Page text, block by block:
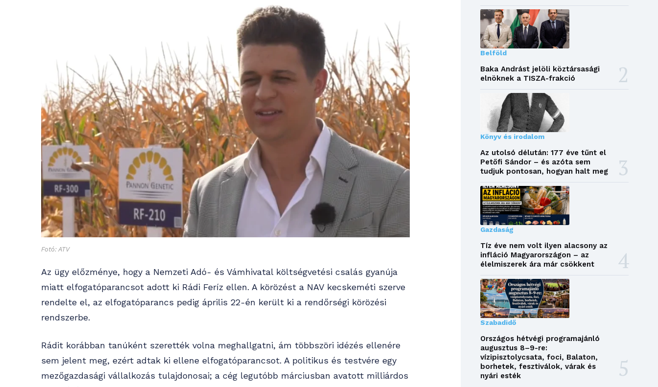
Fotó: ATV
Az ügy előzménye, hogy a Nemzeti Adó- és Vámhivatal költségvetési csalás gyanúja
miatt elfogatóparancsot adott ki Rádi Feríz ellen. A körözést a NAV kecskeméti szerve
rendelte el, az elfogatóparancs pedig április 22-én került ki a rendőrségi körözési
rendszerbe.
Rádit korábban tanúként szerették volna meghallgatni, ám többszöri idézés ellenére
sem jelent meg, ezért adtak ki ellene elfogatóparancsot. A politikus és testvére egy
mezőgazdasági vállalkozás tulajdonosai; a cég legutóbb márciusban avatott milliárdos
Belföld
Baka Andrást jelöli köztársasági
elnöknek a TISZA-frakció
Könyv és irodalom
Az utolsó délután: 177 éve tűnt el
Petőfi Sándor – és azóta sem
tudjuk pontosan, hogyan halt meg
Gazdaság
Tíz éve nem volt ilyen alacsony az
infláció Magyarországon – az
élelmiszerek ára már csökkent
Szabadidő
Országos hétvégi programajánló
augusztus 8–9-re:
vízipisztolycsata, foci, Balaton,
borhetek, fesztiválok, várak és
nyári esték